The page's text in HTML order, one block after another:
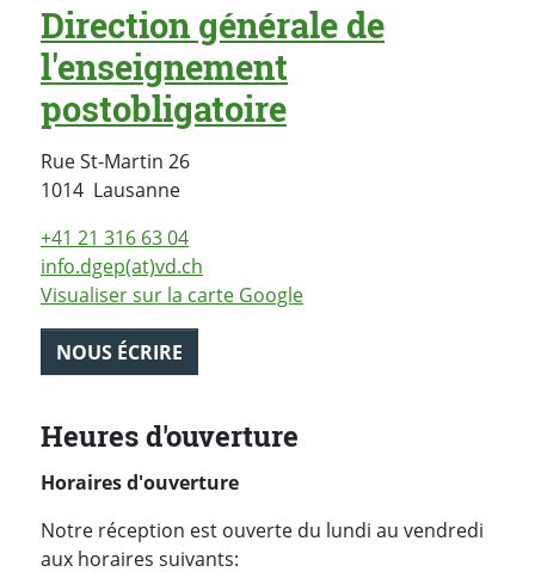
Direction générale de
l'enseignement
postobligatoire
Rue St-Martin 26
1014 LausanneSuisse
+41 21 316 63 04
info.dgep(at)vd.ch
Visualiser sur la carte Google
NOUS ÉCRIRE
Heures d'ouverture
Horaires d'ouverture
Notre réception est ouverte du lundi au vendredi
aux horaires suivants: